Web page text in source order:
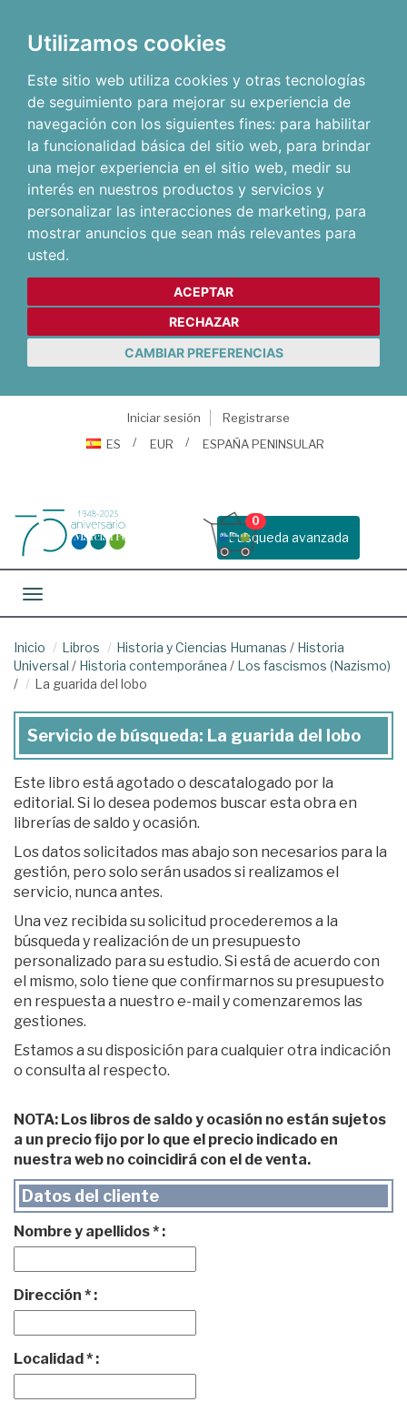
Utilizamos cookies
Este sitio web utiliza cookies y otras tecnologías
de seguimiento para mejorar su experiencia de
navegación con los siguientes fines: para habilitar
la funcionalidad básica del sitio web, para brindar
una mejor experiencia en el sitio web, medir su
interés en nuestros productos y servicios y
personalizar las interacciones de marketing, para
mostrar anuncios que sean más relevantes para
usted.
ACEPTAR
RECHAZAR
CAMBIAR PREFERENCIAS
Iniciar sesión
Registrarse
ES
EUR ESPAÑA PENINSULAR
Busqueda avanzada
0
Toggle navigation
Inicio Libros Historia y Ciencias Humanas / Historia
Universal / Historia contemporánea / Los fascismos (Nazismo)
/
La guarida del lobo
Servicio de búsqueda: La guarida del lobo
Este libro está agotado o descatalogado por la
editorial. Si lo desea podemos buscar esta obra en
librerías de saldo y ocasión.
Los datos solicitados mas abajo son necesarios para la
gestión, pero solo serán usados si realizamos el
servicio, nunca antes.
Una vez recibida su solicitud procederemos a la
búsqueda y realización de un presupuesto
personalizado para su estudio. Si está de acuerdo con
el mismo, solo tiene que confirmarnos su presupuesto
en respuesta a nuestro e-mail y comenzaremos las
gestiones.
Estamos a su disposición para cualquier otra indicación
o consulta al respecto.
NOTA: Los libros de saldo y ocasión no están sujetos
a un precio fijo por lo que el precio indicado en
nuestra web no coincidirá con el de venta.
Datos del cliente
Nombre y apellidos * :
Dirección * :
Localidad * :